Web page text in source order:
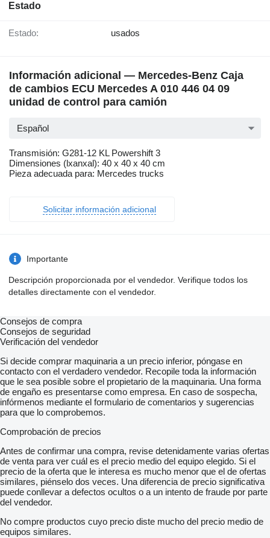
Estado
Estado: usados
Información adicional — Mercedes-Benz Caja
de cambios ECU Mercedes A 010 446 04 09
unidad de control para camión
Español
Transmisión: G281-12 KL Powershift 3
Dimensiones (lxanxal): 40 x 40 x 40 cm
Pieza adecuada para: Mercedes trucks
Solicitar información adicional
Importante
Descripción proporcionada por el vendedor. Verifique todos los
detalles directamente con el vendedor.
Consejos de compra
Consejos de seguridad
Verificación del vendedor
Si decide comprar maquinaria a un precio inferior, póngase en
contacto con el verdadero vendedor. Recopile toda la información
que le sea posible sobre el propietario de la maquinaria. Una forma
de engaño es presentarse como empresa. En caso de sospecha,
infórmenos mediante el formulario de comentarios y sugerencias
para que lo comprobemos.
Comprobación de precios
Antes de confirmar una compra, revise detenidamente varias ofertas
de venta para ver cuál es el precio medio del equipo elegido. Si el
precio de la oferta que le interesa es mucho menor que el de ofertas
similares, piénselo dos veces. Una diferencia de precio significativa
puede conllevar a defectos ocultos o a un intento de fraude por parte
del vendedor.
No compre productos cuyo precio diste mucho del precio medio de
equipos similares.